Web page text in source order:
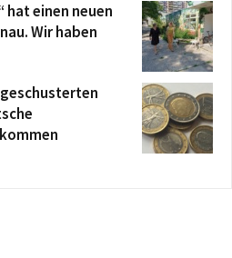
hat einen neuen
Wir haben